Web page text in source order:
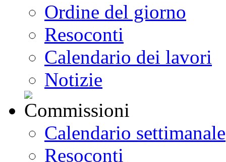
Ordine del giorno
Resoconti
Calendario dei lavori
Notizie
Calendario settimanale
Resoconti